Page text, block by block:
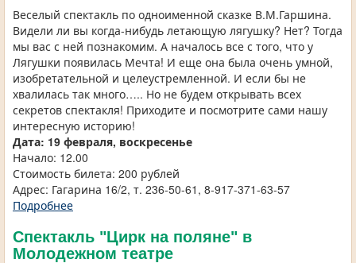
Веселый спектакль по одноименной сказке В.М.Гаршина.
Видели ли вы когда-нибудь летающую лягушку? Нет? Тогда
мы вас с ней познакомим. А началось все с того, что у
Лягушки появилась Мечта! И еще она была очень умной,
изобретательной и целеустремленной. И если бы не
хвалилась так много….. Но не будем открывать всех
секретов спектакля! Приходите и посмотрите сами нашу
интересную историю!
Дата: 19 февраля, воскресенье
Начало: 12.00
Стоимость билета: 200 рублей
Адрес: Гагарина 16/2, т. 236-50-61, 8-917-371-63-57
Подробнее
Спектакль "Цирк на поляне" в
Молодежном театре